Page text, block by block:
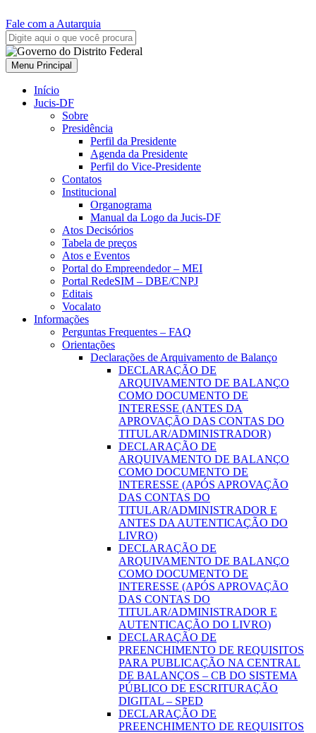
Fale com a Autarquia
Menu Principal
Início
Jucis-DF
Sobre
Presidência
Perfil da Presidente
Agenda da Presidente
Perfil do Vice-Presidente
Contatos
Institucional
Organograma
Manual da Logo da Jucis-DF
Atos Decisórios
Tabela de preços
Atos e Eventos
Portal do Empreendedor – MEI
Portal RedeSIM – DBE/CNPJ
Editais
Vocalato
Informações
Perguntas Frequentes – FAQ
Orientações
Declarações de Arquivamento de Balanço
DECLARAÇÃO DE
ARQUIVAMENTO DE BALANÇO
COMO DOCUMENTO DE
INTERESSE (ANTES DA
APROVAÇÃO DAS CONTAS DO
TITULAR/ADMINISTRADOR)
DECLARAÇÃO DE
ARQUIVAMENTO DE BALANÇO
COMO DOCUMENTO DE
INTERESSE (APÓS APROVAÇÃO
DAS CONTAS DO
TITULAR/ADMINISTRADOR E
ANTES DA AUTENTICAÇÃO DO
LIVRO)
DECLARAÇÃO DE
ARQUIVAMENTO DE BALANÇO
COMO DOCUMENTO DE
INTERESSE (APÓS APROVAÇÃO
DAS CONTAS DO
TITULAR/ADMINISTRADOR E
AUTENTICAÇÃO DO LIVRO)
DECLARAÇÃO DE
PREENCHIMENTO DE REQUISITOS
PARA PUBLICAÇÃO NA CENTRAL
DE BALANÇOS – CB DO SISTEMA
PÚBLICO DE ESCRITURAÇÃO
DIGITAL – SPED
DECLARAÇÃO DE
PREENCHIMENTO DE REQUISITOS